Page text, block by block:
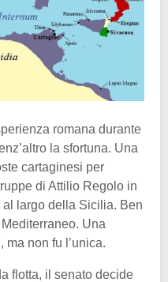
romana durante
la sfortuna. Una
cartaginesi per
di Attilio Regolo in
al largo della Sicilia. Ben
Una
non fu l’unica.
flotta, il senato decide